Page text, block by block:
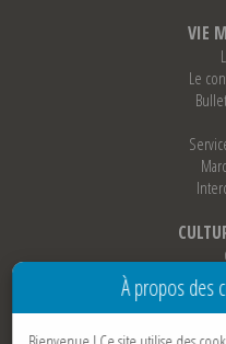
VIE
Le
À propos des